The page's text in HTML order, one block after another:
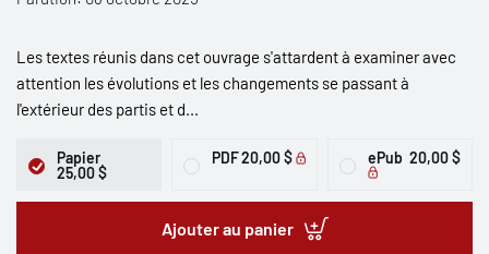
Les textes réunis dans cet ouvrage s'attardent à examiner avec
attention les évolutions et les changements se passant à
l'extérieur des partis et d...
Papier
25,00 $
PDF20,00 $ ePub 20,00 $
Ajouter au panier